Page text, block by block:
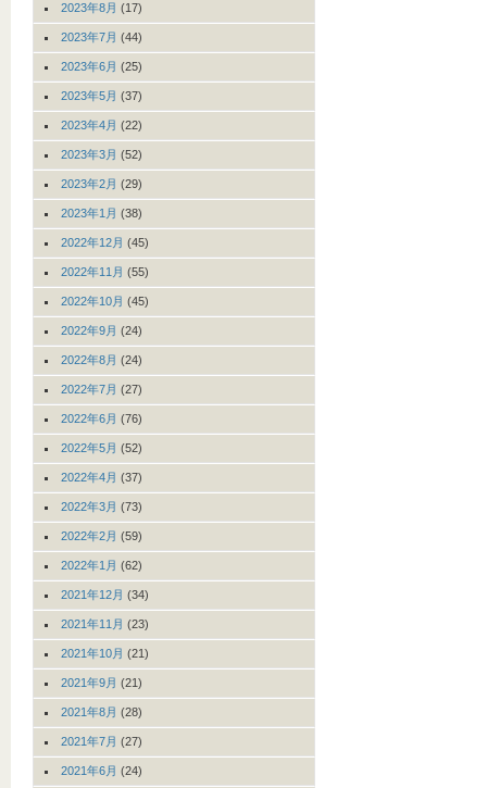
2023年8月 (17)
2023年7月 (44)
2023年6月 (25)
2023年5月 (37)
2023年4月 (22)
2023年3月 (52)
2023年2月 (29)
2023年1月 (38)
2022年12月 (45)
2022年11月 (55)
2022年10月 (45)
2022年9月 (24)
2022年8月 (24)
2022年7月 (27)
2022年6月 (76)
2022年5月 (52)
2022年4月 (37)
2022年3月 (73)
2022年2月 (59)
2022年1月 (62)
2021年12月 (34)
2021年11月 (23)
2021年10月 (21)
2021年9月 (21)
2021年8月 (28)
2021年7月 (27)
2021年6月 (24)